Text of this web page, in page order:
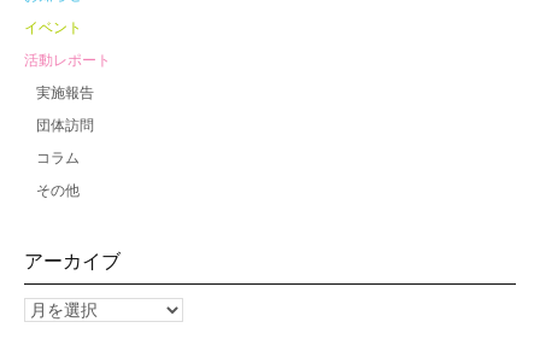
イベント
活動レポート
実施報告
団体訪問
コラム
その他
アーカイブ